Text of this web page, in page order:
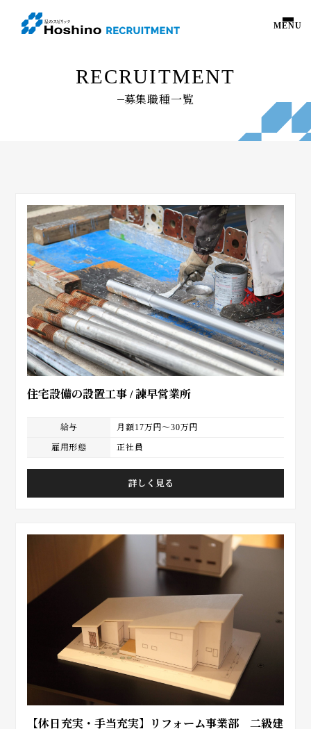
MENU
募集職種一覧
住宅設備の設置工事 / 諫早営業所
給与 月額17万円～30万円
雇用形態 正社員
詳しく見る
【休日充実・手当充実】リフォーム事業部 二級建